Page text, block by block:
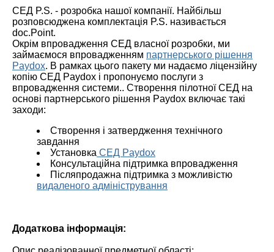
СЕД P.S. - розробка нашої компанії. Найбільш
розповсюджена комплектація P.S. називається
doc.Point.
Окрім впровадження СЕД власної розробки, ми
займаємося впровадженням партнерського рішення
Paydox. В рамках цього пакету ми надаємо ліцензійну
копію СЕД Paydox і пропонуємо послуги з
впровадження системи.. Створення пілотної СЕД на
основі партнерського рішення Paydox включає такі
заходи:
Створення і затвердження технічного
завдання
Установка СЕД Paydox
Консультаційна підтримка впровадження
Післяпродажна підтримка з можливістю
видаленого адміністрування
Додаткова інформація: